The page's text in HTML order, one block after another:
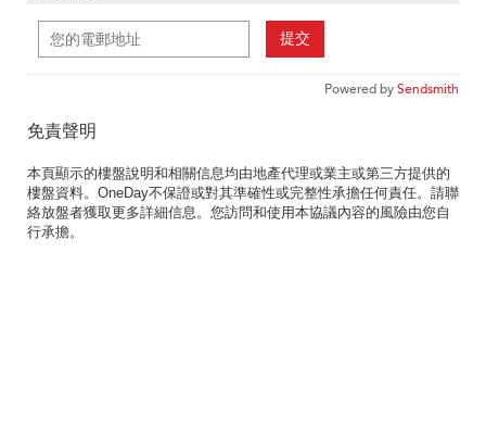
提交
Powered bySendsmith
免責聲明
本頁顯示的樓盤說明和相關信息均由地產代理或業主或第三方提供的
樓盤資料。OneDay不保證或對其準確性或完整性承擔任何責任。請聯
絡放盤者獲取更多詳細信息。您訪問和使用本協議內容的風險由您自
行承擔。